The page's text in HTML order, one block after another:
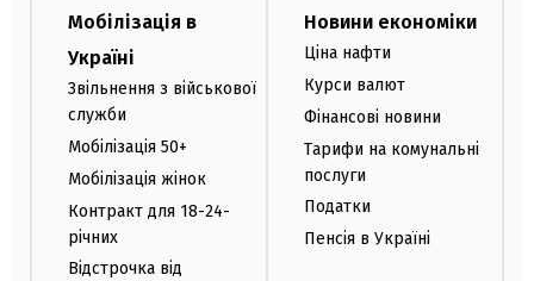
Мобілізація в
Україні
Звільнення з військової
служби
Мобілізація 50+
Мобілізація жінок
Контракт для 18-24-
річних
Відстрочка від
Новини економіки
Ціна нафти
Курси валют
Фінансові новини
Тарифи на комунальні
послуги
Податки
Пенсія в Україні